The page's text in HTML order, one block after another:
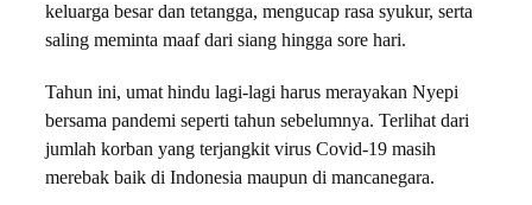
keluarga besar dan tetangga, mengucap rasa syukur, serta
saling meminta maaf dari siang hingga sore hari.
Tahun ini, umat hindu lagi-lagi harus merayakan Nyepi
bersama pandemi seperti tahun sebelumnya. Terlihat dari
jumlah korban yang terjangkit virus Covid-19 masih
merebak baik di Indonesia maupun di mancanegara.